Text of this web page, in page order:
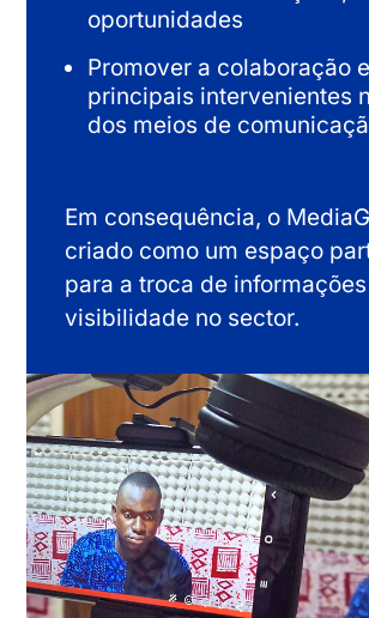
oportunidades
Promover a colaboração
principais intervenientes
dos meios de
Em consequência, o
criado como um espaço
para a troca de
visibilidade no sector.